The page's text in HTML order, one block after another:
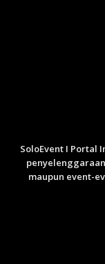
SoloEvent I Portal
maupun event-